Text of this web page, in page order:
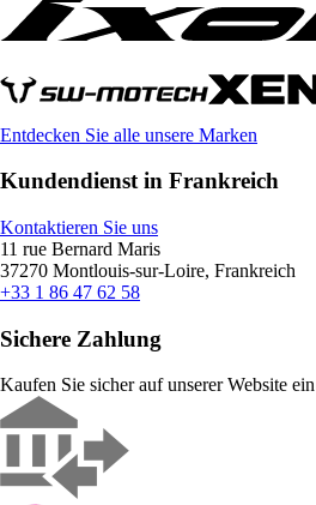
Entdecken Sie alle unsere Marken
Kundendienst in Frankreich
Kontaktieren Sie uns
11 rue Bernard Maris
37270 Montlouis-sur-Loire, Frankreich
+33 1 86 47 62 58
Sichere Zahlung
Kaufen Sie sicher auf unserer Website ein